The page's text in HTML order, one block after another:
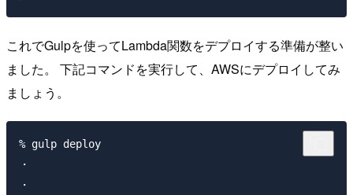
これでGulpを使ってLambda関数をデプロイする準備が整い
ました。 下記コマンドを実行して、AWSにデプロイしてみ
ましょう。
% gulp deploy
・